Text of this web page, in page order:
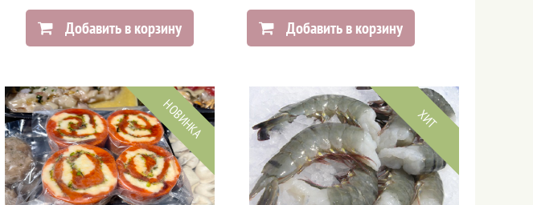
Добавить в корзину Добавить в корзину
НОВИНКА ХИТ